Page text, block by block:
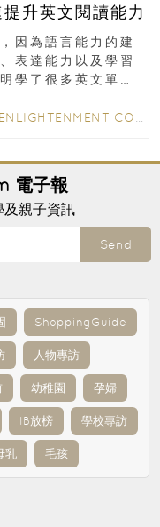
升英文閱讀能力
因為語言能力的建
表達能力以及學習
學了很多英文單
ENLIGHTENMENT CORNER
電子報
親子資訊
Send
ShoppingGuide
人物專訪
幼稚園 孕婦
IB放榜 學校專訪
乳 毛孩